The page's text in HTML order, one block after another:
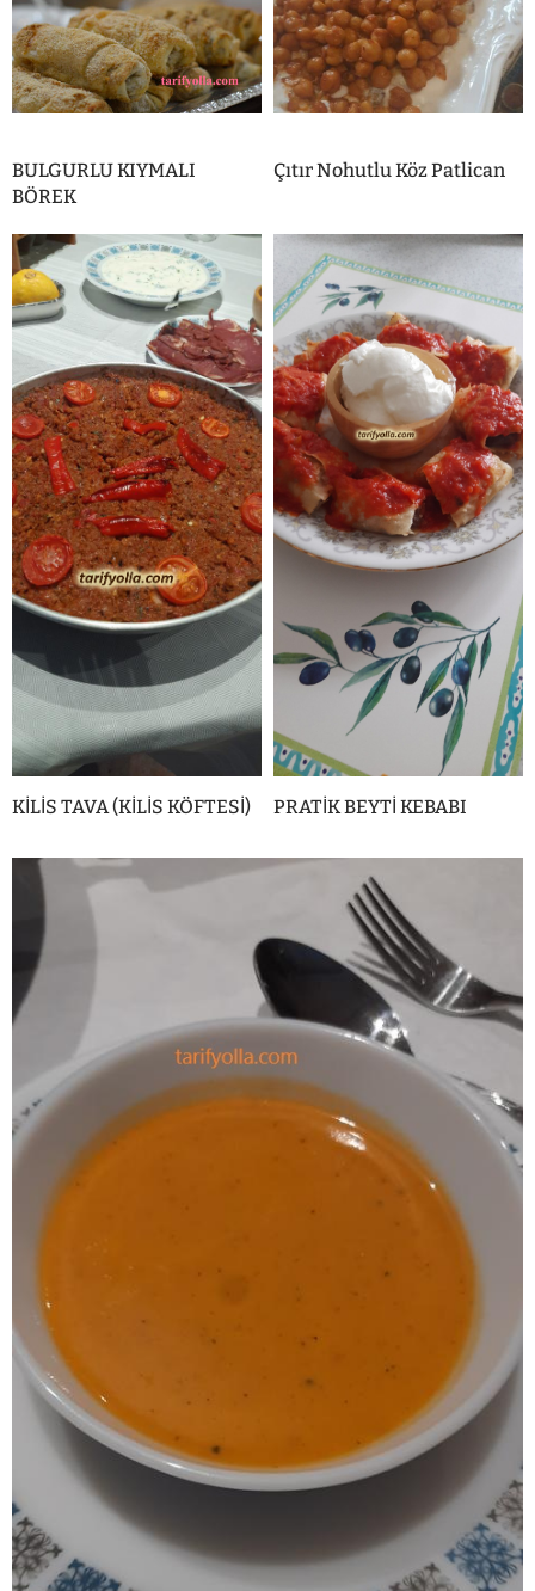
BULGURLU KIYMALI
BÖREK
Çıtır Nohutlu Köz Patlican
KİLİS TAVA (KİLİS KÖFTESİ) PRATİK BEYTİ KEBABI